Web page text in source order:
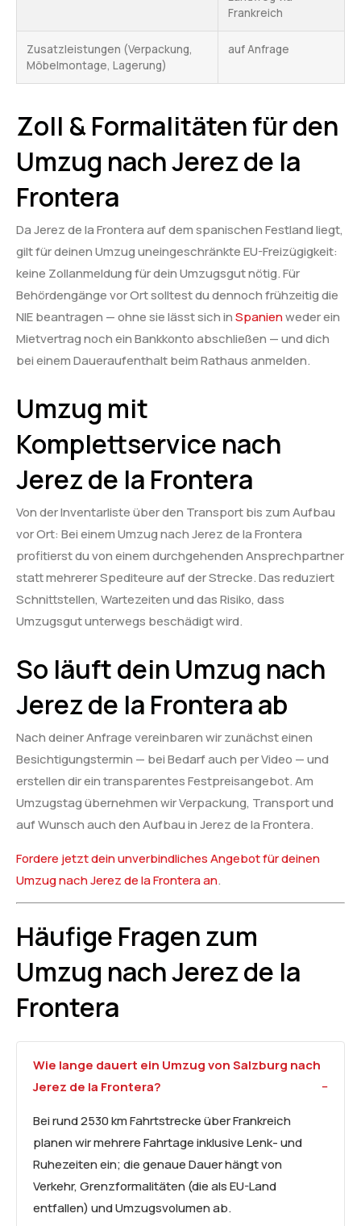
Frankreich
Zusatzleistungen (Verpackung,
Möbelmontage, Lagerung)
auf Anfrage
Zoll & Formalitäten für den
Umzug nach Jerez de la
Frontera
Da Jerez de la Frontera auf dem spanischen Festland liegt,
gilt für deinen Umzug uneingeschränkte EU-Freizügigkeit:
keine Zollanmeldung für dein Umzugsgut nötig. Für
Behördengänge vor Ort solltest du dennoch frühzeitig die
NIE beantragen — ohne sie lässt sich inSpanienweder ein
Mietvertrag noch ein Bankkonto abschließen — und dich
bei einem Daueraufenthalt beim Rathaus anmelden.
Umzug mit
Komplettservice nach
Jerez de la Frontera
Von der Inventarliste über den Transport bis zum Aufbau
vor Ort: Bei einem Umzug nach Jerez de la Frontera
profitierst du von einem durchgehenden Ansprechpartner
statt mehrerer Spediteure auf der Strecke. Das reduziert
Schnittstellen, Wartezeiten und das Risiko, dass
Umzugsgut unterwegs beschädigt wird.
So läuft dein Umzug nach
Jerez de la Frontera ab
Nach deiner Anfrage vereinbaren wir zunächst einen
Besichtigungstermin — bei Bedarf auch per Video — und
erstellen dir ein transparentes Festpreisangebot. Am
Umzugstag übernehmen wir Verpackung, Transport und
auf Wunsch auch den Aufbau in Jerez de la Frontera.
Fordere jetzt dein unverbindliches Angebot für deinen
Umzug nach Jerez de la Frontera an.
Häufige Fragen zum
Umzug nach Jerez de la
Frontera
Wie lange dauert ein Umzug von Salzburg nach
Jerez de la Frontera?
Bei rund 2530 km Fahrtstrecke über Frankreich
planen wir mehrere Fahrtage inklusive Lenk- und
Ruhezeiten ein; die genaue Dauer hängt von
Verkehr, Grenzformalitäten (die als EU-Land
entfallen) und Umzugsvolumen ab.